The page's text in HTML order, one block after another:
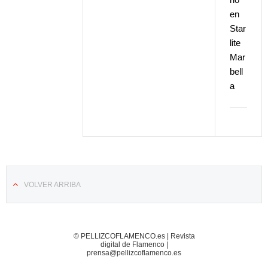
en
Star
lite
Mar
bell
a
VOLVER ARRIBA
© PELLIZCOFLAMENCO.es | Revista
digital de Flamenco |
prensa@pellizcoflamenco.es